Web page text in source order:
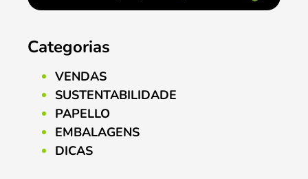
Categorias
VENDAS
SUSTENTABILIDADE
PAPELLO
EMBALAGENS
DICAS